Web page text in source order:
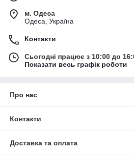
м. Одеса
Одеса, Україна
Контакти
Сьогодні працює з 10:00 до
Показати весь графік роботи
Про нас
Контакти
Доставка та оплата